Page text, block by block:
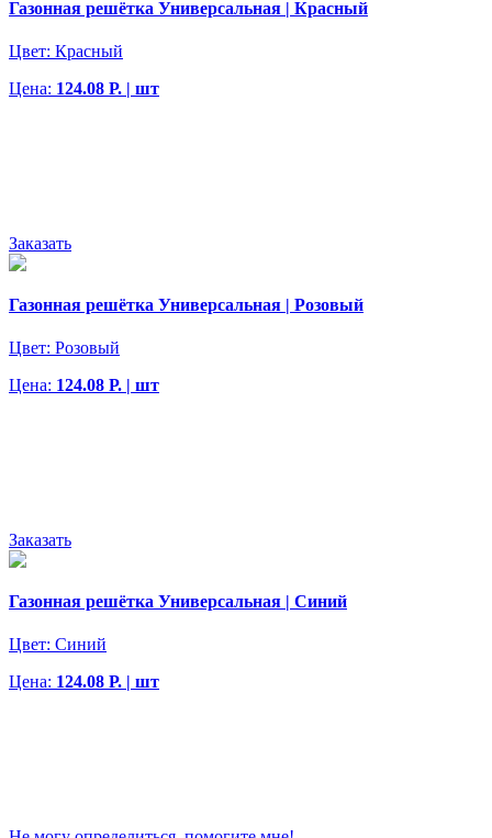
Газонная решётка Универсальная | Красный
Цвет: Красный
Цена: 124.08 Р. | шт
Заказать
Газонная решётка Универсальная | Розовый
Цвет: Розовый
Цена: 124.08 Р. | шт
Заказать
Газонная решётка Универсальная | Синий
Цвет: Синий
Цена: 124.08 Р. | шт